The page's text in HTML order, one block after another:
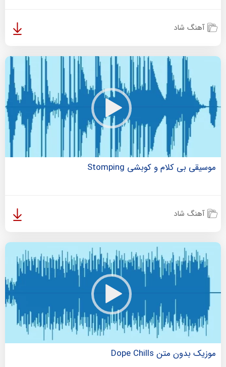
آهنگ شاد
موسیقی بی کلام و کوبشی Stomping
آهنگ شاد
موزیک بدون متن Dope Chills